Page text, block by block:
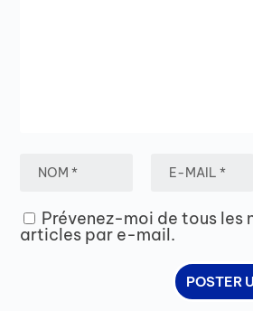
Prévenez-moi de tous les
articles par e-mail.